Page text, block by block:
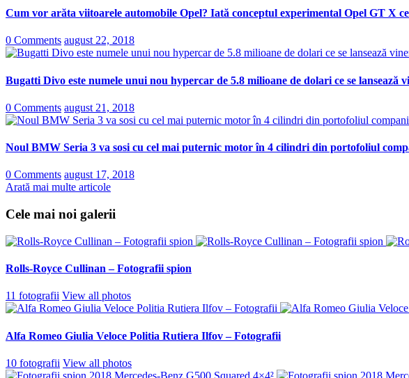
Cum vor arăta viitoarele automobile Opel? Iată conceptul experimental Opel GT X
0 Comments august 22, 2018
Bugatti Divo este numele unui nou hypercar de 5.8 milioane de dolari ce se lansează
0 Comments august 21, 2018
Noul BMW Seria 3 va sosi cu cel mai puternic motor în 4 cilindri din portofoliul
0 Comments august 17, 2018
Arată mai multe articole
Cele mai noi galerii
Rolls-Royce Cullinan – Fotografii spion
11 fotografii View all photos
Alfa Romeo Giulia Veloce Politia Rutiera Ilfov – Fotografii
10 fotografii View all photos